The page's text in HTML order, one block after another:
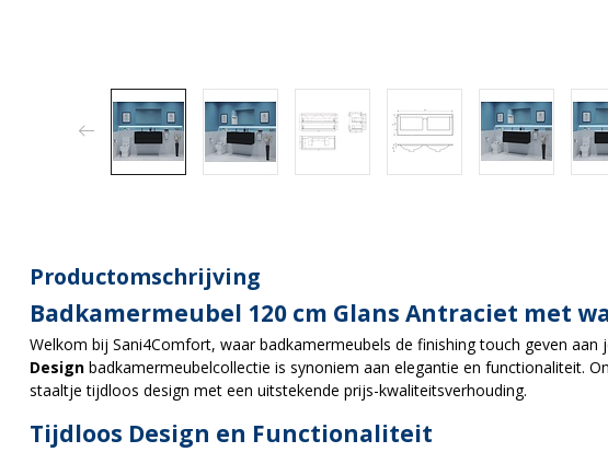
Productomschrijving
Badkamermeubel 120 cm Glans Antraciet met
Welkom bij Sani4Comfort, waar badkamermeubels de finishing touch geven aan
Design badkamermeubelcollectie is synoniem aan elegantie en functionaliteit.
staaltje tijdloos design met een uitstekende prijs-kwaliteitsverhouding.
Tijdloos Design en Functionaliteit